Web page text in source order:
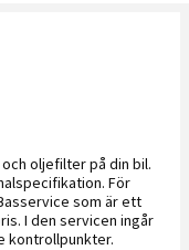
oljefilter på din bil.
För
som är ett
I den servicen ingår
kontrollpunkter.